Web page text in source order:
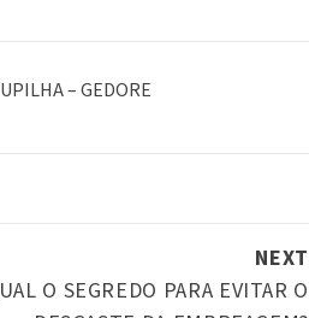
– GEDORE
NEXT
O SEGREDO PARA EVITAR O